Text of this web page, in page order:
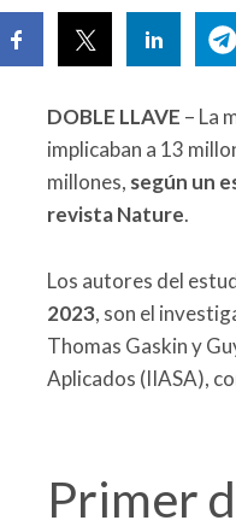
DOBLE LLAVE – La
implicaban a 13
millones, según un
revista Nature.
Los autores del
2023, son el
Thomas Gaskin y
Aplicados (IIASA),
Primer